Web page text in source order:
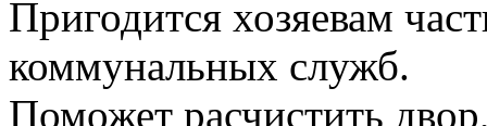
Пригодится хозяевам
коммунальных служб.
Поможет расчистить